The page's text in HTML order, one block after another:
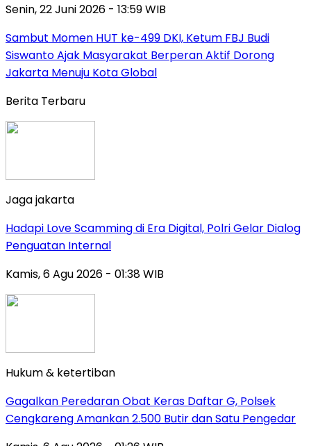
Senin, 22 Juni 2026 - 13:59 WIB
Sambut Momen HUT ke-499 DKI, Ketum FBJ Budi
Siswanto Ajak Masyarakat Berperan Aktif Dorong
Jakarta Menuju Kota Global
Berita Terbaru
Jaga jakarta
Hadapi Love Scamming di Era Digital, Polri Gelar Dialog
Penguatan Internal
Kamis, 6 Agu 2026 - 01:38 WIB
Hukum & ketertiban
Gagalkan Peredaran Obat Keras Daftar G, Polsek
Cengkareng Amankan 2.500 Butir dan Satu Pengedar